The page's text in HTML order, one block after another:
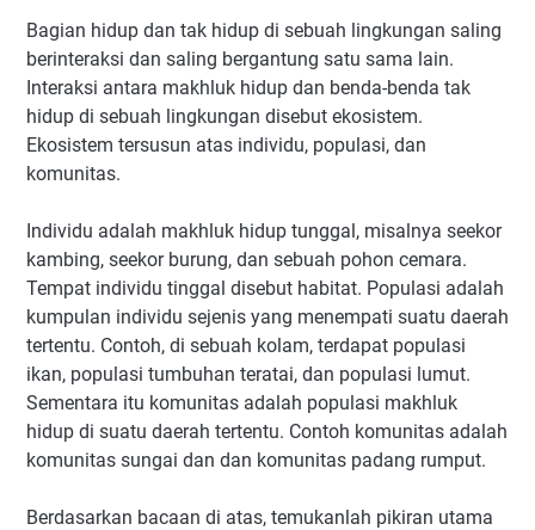
Bagian hidup dan tak hidup di sebuah lingkungan saling
berinteraksi dan saling bergantung satu sama lain.
Interaksi antara makhluk hidup dan benda-benda tak
hidup di sebuah lingkungan disebut ekosistem.
Ekosistem tersusun atas individu, populasi, dan
komunitas.
Individu adalah makhluk hidup tunggal, misalnya seekor
kambing, seekor burung, dan sebuah pohon cemara.
Tempat individu tinggal disebut habitat. Populasi adalah
kumpulan individu sejenis yang menempati suatu daerah
tertentu. Contoh, di sebuah kolam, terdapat populasi
ikan, populasi tumbuhan teratai, dan populasi lumut.
Sementara itu komunitas adalah populasi makhluk
hidup di suatu daerah tertentu. Contoh komunitas adalah
komunitas sungai dan dan komunitas padang rumput.
Berdasarkan bacaan di atas, temukanlah pikiran utama